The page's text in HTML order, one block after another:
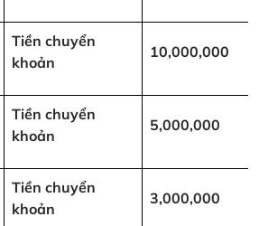
Tiền chuyển
khoản
10,000,000
Tiền chuyển
khoản
5,000,000
Tiền chuyển
khoản
3,000,000